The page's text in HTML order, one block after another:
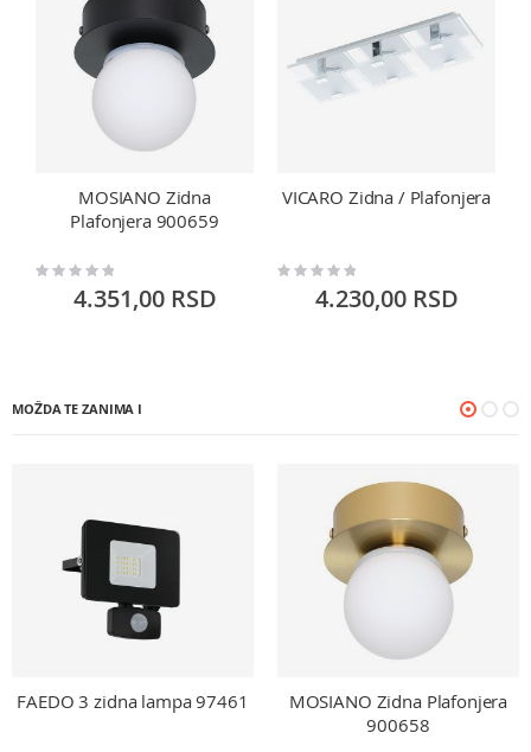
MOSIANO Zidna
Plafonjera 900659
Rating:
4.351,00 RSD
VICARO Zidna / Plafonjera
Rating:
4.230,00 RSD
MOŽDA TE ZANIMA I
FAEDO 3 zidna lampa 97461
MOSIANO Zidna Plafonjera
900658